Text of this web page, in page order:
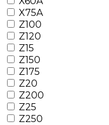
X75A
Z100
Z120
Z15
Z150
Z175
Z20
Z200
Z25
Z250